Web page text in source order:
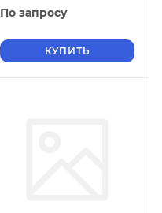
32415-2013
По запросу
КУПИТЬ